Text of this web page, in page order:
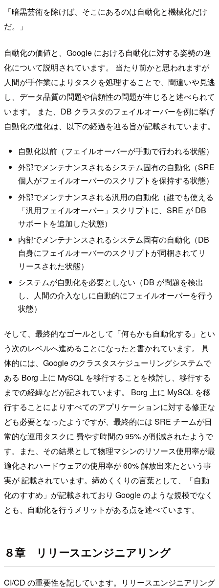
「暗黒芸術を除けば、そこにあるのは自動化と機械化だけ
だ。」
自動化の価値と、Google における自動化に対する姿勢の進
化について説明されています。 当たり前かと思われますが
人間が手作業によりタスクを処理することで、間違いや見逃
し、データ品質の問題や信頼性の問題が生じると述べられて
います。 また、DB クラスタのフェイルオーバーを例に挙げ
自動化の進化は、以下の経過を辿る旨が記載されています。
自動化以前（フェイルオーバーが手動で行われる状態）
外部でメンテナンスされるシステム固有の自動化（SRE
個人がフェイルオーバーのスクリプトを保持する状態）
外部でメンテナンスされる汎用の自動化（誰でも使える
「汎用フェイルオーバー」スクリプトに、SRE が DB
サポートを追加した状態）
内部でメンテナンスされるシステム固有の自動化（DB
自身にフェイルオーバーのスクリプトが同梱されてリ
リースされた状態）
システムが自動化を必要としない（DB が問題を検出
し、人間の介入なしに自動的にフェイルオーバーを行う
状態）
そして、最終的なゴールとして「何もかも自動化する」とい
う次のレベルへ進めることになったと書かれています。 具
体的には、Google のクラスタスケジューリングシステムで
ある Borg 上に MySQL を移行することを検討し、移行する
までの経緯などが記されています。 Borg 上に MySQL を移
行することによりすべてのアプリケーションに対する修正な
ども必要となったようですが、最終的には SRE チームが日
常的な運用タスクに 費やす時間の 95% が削減されたようで
す。また、その結果として物理マシンのリソース使用率が最
適化されハードウェアの使用率が 60% 解放出来たという事
実が 記載されています。締めくくりの言葉として、「自動
化のすすめ」が記載されており Google のような規模でなく
とも、自動化を行うメリットがある点を述べています。
８章 リリースエンジニアリング
CI/CD の重要性を記しています。リリースエンジニアリング